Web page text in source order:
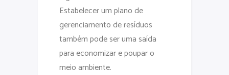
Estabelecer um plano de
gerenciamento de resíduos
também pode ser uma saída
para economizar e poupar o
meio ambiente.